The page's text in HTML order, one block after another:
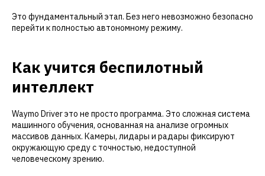
Это фундаментальный этап. Без него невозможно безопасно
перейти к полностью автономному режиму.
Как учится беспилотный
интеллект
Waymo Driver это не просто программа. Это сложная система
машинного обучения, основанная на анализе огромных
массивов данных. Камеры, лидары и радары фиксируют
окружающую среду с точностью, недоступной
человеческому зрению.